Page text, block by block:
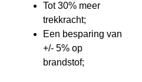
Tot 30% meer
trekkracht;
Een besparing van
+/- 5% op
brandstof;